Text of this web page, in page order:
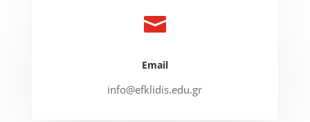

Email
info@efklidis.edu.gr